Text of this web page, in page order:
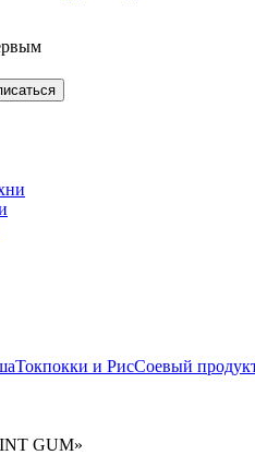
Токпокки и РисСоевый
GUM»